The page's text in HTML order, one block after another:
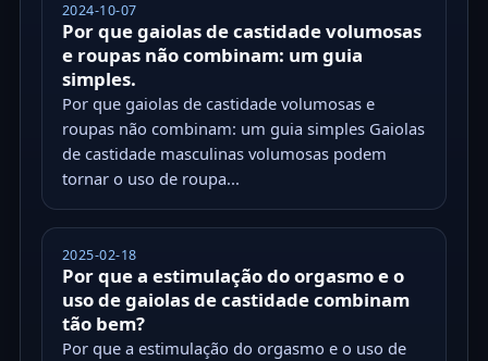
2024-10-07
Por que gaiolas de castidade volumosas
e roupas não combinam: um guia
simples.
Por que gaiolas de castidade volumosas e
roupas não combinam: um guia simples Gaiolas
de castidade masculinas volumosas podem
tornar o uso de roupa...
2025-02-18
Por que a estimulação do orgasmo e o
uso de gaiolas de castidade combinam
tão bem?
Por que a estimulação do orgasmo e o uso de